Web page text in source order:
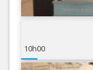
10h00